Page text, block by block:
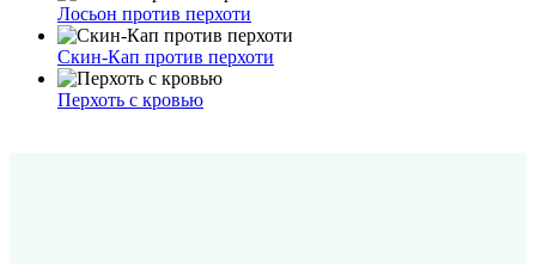
Лосьон против перхоти
Скин-Кап против перхоти
Перхоть с кровью